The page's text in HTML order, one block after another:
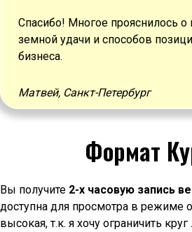
Спасибо! Многое прояснилось о
земной удачи и способов
бизнеса.
Матвей, Санкт-Петербург
Формат
Вы получите 2-х часовую запись
доступна для просмотра в режиме
высокая, т.к. я хочу ограничить